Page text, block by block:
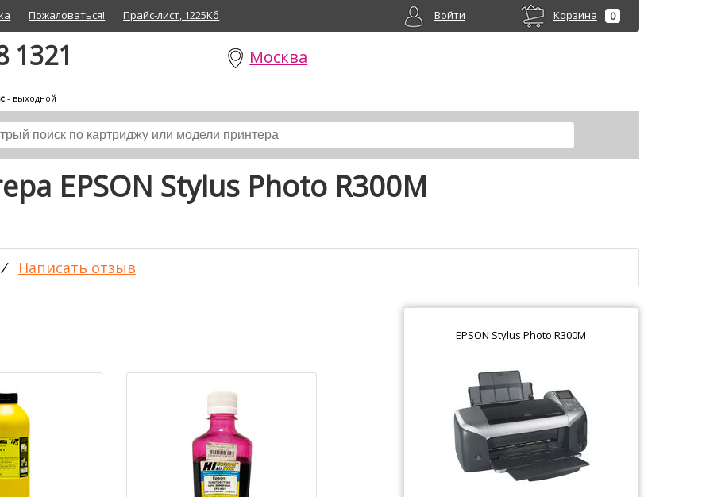
Пожаловаться! Прайс-лист, 1225Кб Корзина 0
Войти
1321
- выходной
Москва
EPSON Stylus Photo R300M
/ Написать отзыв
EPSON Stylus Photo R300M